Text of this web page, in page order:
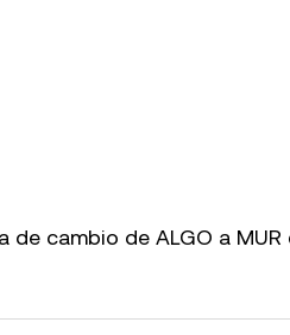
de cambio de ALGO a